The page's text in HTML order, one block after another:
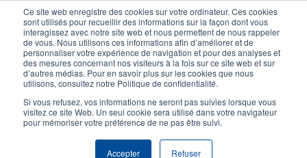
Ce site web enregistre des cookies sur votre ordinateur. Ces cookies
sont utilisés pour recueillir des informations sur la façon dont vous
interagissez avec notre site web et nous permettent de nous rappeler
de vous. Nous utilisons ces informations afin d’améliorer et de
personnaliser votre expérience de navigation et pour des analyses et
des mesures concernant nos visiteurs à la fois sur ce site web et sur
d’autres médias. Pour en savoir plus sur les cookies que nous
utilisons, consultez notre Politique de confidentialité.
Si vous refusez, vos informations ne seront pas suivies lorsque vous
visitez ce site Web. Un seul cookie sera utilisé dans votre navigateur
pour mémoriser votre préférence de ne pas être suivi.
Accepter Refuser
contenu
principal
User
account
menu
User
Header
Sélecteur de produits Tech Support
Contacter le service commercial
Inspection Des Codes À Barres